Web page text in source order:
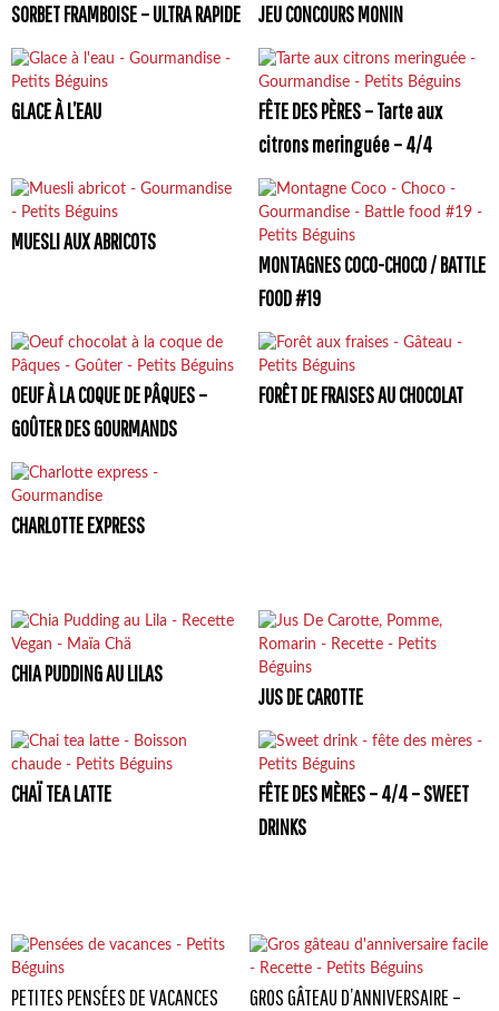
SORBET FRAMBOISE – ULTRA RAPIDE JEU CONCOURS MONIN
GLACE À L’EAU
FÊTE DES PÈRES – Tarte aux
citrons meringuée – 4/4
MUESLI AUX ABRICOTS
MONTAGNES COCO-CHOCO / BATTLE
FOOD #19
OEUF À LA COQUE DE PÂQUES –
GOÛTER DES GOURMANDS
FORÊT DE FRAISES AU CHOCOLAT
CHARLOTTE EXPRESS
CHIA PUDDING AU LILAS
JUS DE CAROTTE
CHAÏ TEA LATTE
FÊTE DES MÈRES – 4/4 – SWEET
DRINKS
PETITES PENSÉES DE VACANCES GROS GÂTEAU D’ANNIVERSAIRE –